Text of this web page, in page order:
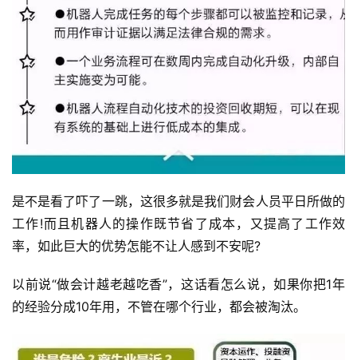
是不是看了吓了一跳，这很多就是我们财会人员平日所做的
工作!而且机器人的操作既节省了成本，又提高了工作效
率，如此巨大的优势怎能不让人感到不安呢?
以前说“做会计越老越吃香”，这话看怎么说，如果你把1年
的经验分成10年用，不管在哪个行业，都会被淘汰。